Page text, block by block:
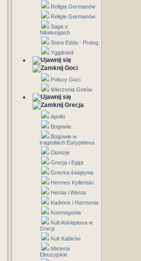
Religia Germanów
Religie Germanów
Saga o
Nibelungach
Stara Edda - Prolog
Yggdrasil
Goci
Polscy Goci
Wierzenia Gotów
Grecja
Apollo
Bogowie
Bogowie w
tragediach Eurypidesa
Dionizje
Grecja i Egipt
Grecka świątynia
Hermes Kylleński
Hestia i Westa
Kadmos i Harmonia
Kosmogonia
Kult Asklepiosa w
Grecji
Kult Kabirów
Misteria
Eleuzyjskie